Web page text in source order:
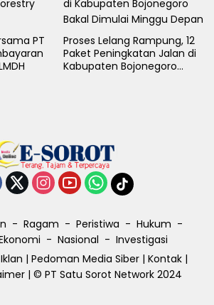
PT
Proses Lelang Rampung, 12
Paket Peningkatan Jalan di
Kabupaten Bojonegoro
Ragam Peristiwa
Hukum
Nasional
Investigasi
Iklan | Pedoman Media Siber | Kontak |
| © PT Satu Sorot Network 2024